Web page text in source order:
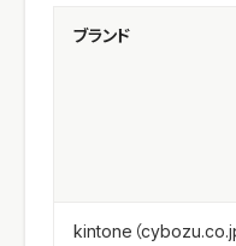
ブランド
kintone（cybozu.co.jp